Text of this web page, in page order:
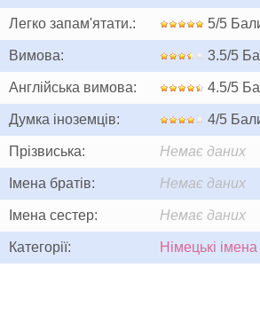
Легко запам'ятати.: 5/5
Вимова: 3.5/5
Англійська вимова: 4.5/5
Думка іноземців: 4/5
Прізвиська: Немає даних
Імена братів: Немає даних
Імена сестер: Немає даних
Категорії: Німецькі імена